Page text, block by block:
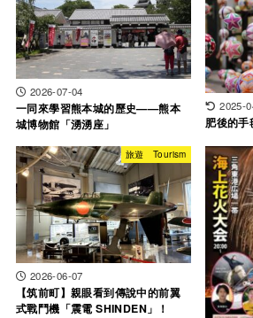
2026-07-04
一同來學習熊本城的歷史——熊本
城博物館「湧湧座」
2025-
肥後的手
旅遊 Tourism
2026-06-07
【筑前町】親眼看到傳說中的前翼
式戰鬥機「震電 SHINDEN」！